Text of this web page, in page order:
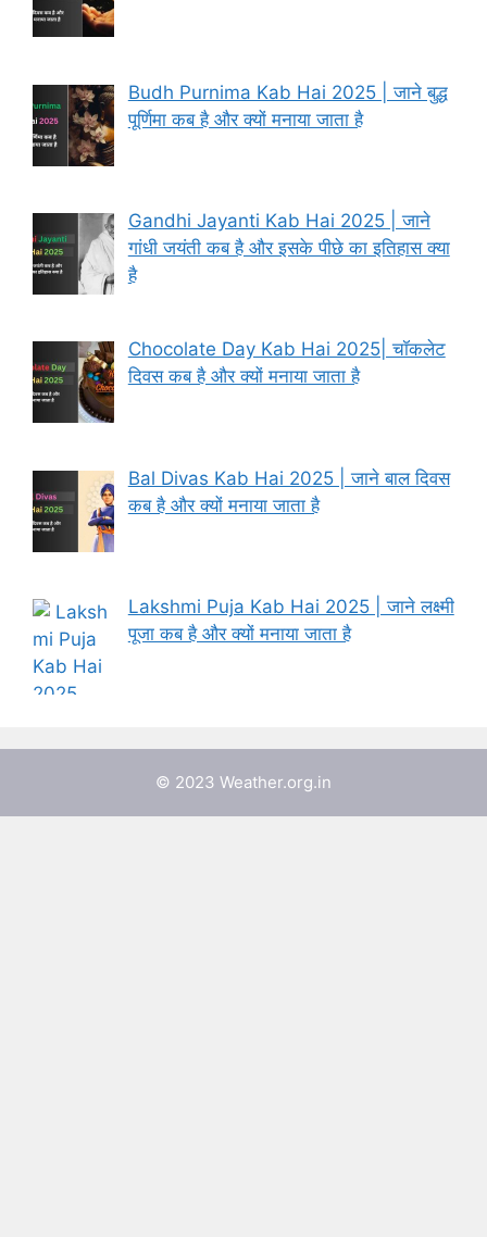
Budh Purnima Kab Hai 2025 | जाने बुद्ध
पूर्णिमा कब है और क्यों मनाया जाता है
Gandhi Jayanti Kab Hai 2025 | जाने
गांधी जयंती कब है और इसके पीछे का इतिहास क्या
है
Chocolate Day Kab Hai 2025| चॉकलेट
दिवस कब है और क्यों मनाया जाता है
Bal Divas Kab Hai 2025 | जाने बाल दिवस
कब है और क्यों मनाया जाता है
Lakshmi Puja Kab Hai 2025 | जाने लक्ष्मी
पूजा कब है और क्यों मनाया जाता है
© 2023 Weather.org.in